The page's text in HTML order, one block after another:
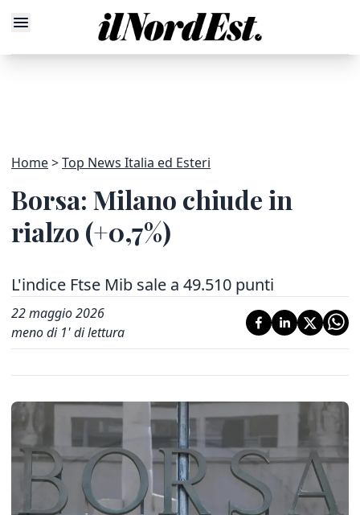
Home Top News Italia ed Esteri
Borsa: Milano chiude in
rialzo (+0,7%)
L'indice Ftse Mib sale a 49.510 punti
22 maggio 2026
meno di 1' di lettura